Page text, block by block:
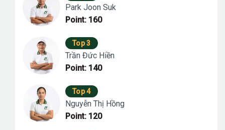
Park Joon Suk
Point: 160
Top 3
Trần Đức Hiền
Point: 140
Top 4
Nguyễn Thị Hồng
Point: 120